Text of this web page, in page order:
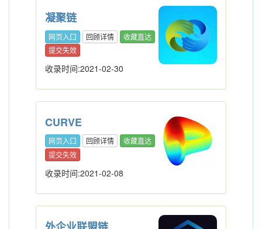
凝聚链
网页入口 回顾详情
收藏直达
提交失效
收录时间:2021-02-30
CURVE
网页入口 回顾详情
收藏直达
提交失效
收录时间:2021-02-08